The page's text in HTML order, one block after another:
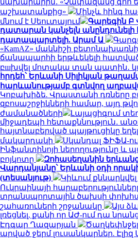
աշխատանքից»
Մինչև հինգ
մնում է Սեուտայում
Գարեգին
դատարան կանչելն անընդունելի
դատապարտելի. Արամ Ա
«KamAZ» մակնիշի
ճանապարհի երթևեկելի
բшխվել մոտակա տան պատին․
հրդեհ՝ Երևանի Սիլիկյան
հարևանությամբ գտնվող
Կոբախիձե. Վրաստանի դռները
զբոսաշրջիկների համար, այդ
ժամանածների
Լայպցիգում
միջադեպի հետաքննություն․
հայտնաբերված պայթուցիկը
մակարդակի
Սկանդալ ՖԻՖԱ-
Ինֆանտինոյի ներողությունը և
բոյկոտը
Զոհասեղանին
Վարդանյանը՝ Երևանի օդի
(տեսանյութ)
Կիևում
Ուկրաինայի
տրանսպորտային ծախսի
շահառուների շրջանակը
Այս
լռեցնել, քանի որ ԱԺ-ում դա
Էդգար Ղազարյան
արված ջերմ լուսանկարներ. Էլիզ